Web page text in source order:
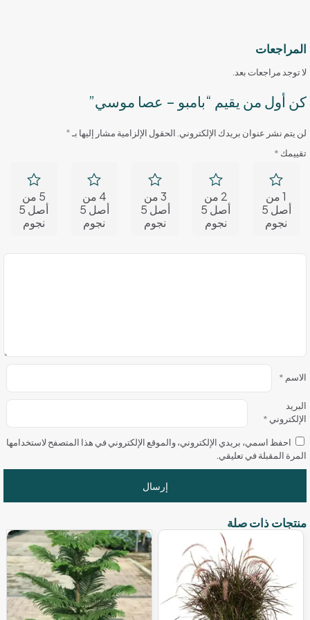
المراجعات
لا توجد مراجعات بعد.
كن أول من يقيم “بامبو – عصا موسي”
لن يتم نشر عنوان بريدك الإلكتروني. الحقول الإلزامية مشار إليها بـ*
تقييمك *
1 من
أصل 5
نجوم
2 من
أصل 5
نجوم
3 من
أصل 5
نجوم
4 من
أصل 5
نجوم
5 من
أصل 5
نجوم
الاسم *
البريد
الإلكتروني *
احفظ اسمي، بريدي الإلكتروني، والموقع الإلكتروني في هذا المتصفح لاستخدامها
المرة المقبلة في تعليقي.
منتجات ذات صلة